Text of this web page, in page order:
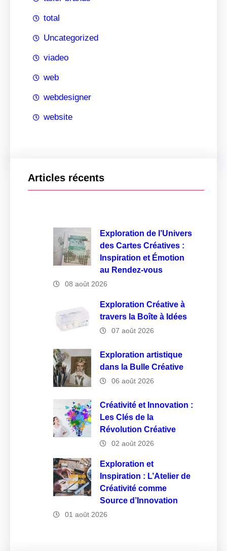
total
Uncategorized
viadeo
web
webdesigner
website
Articles récents
Exploration de l’Univers
des Cartes Créatives :
Inspiration et Émotion
au Rendez-vous
08 août 2026
Exploration Créative à
travers la Boîte à Idées
07 août 2026
Exploration artistique
dans la Bulle Créative
06 août 2026
Créativité et Innovation :
Les Clés de la
Révolution Créative
02 août 2026
Exploration et
Inspiration : L’Atelier de
Créativité comme
Source d’Innovation
01 août 2026